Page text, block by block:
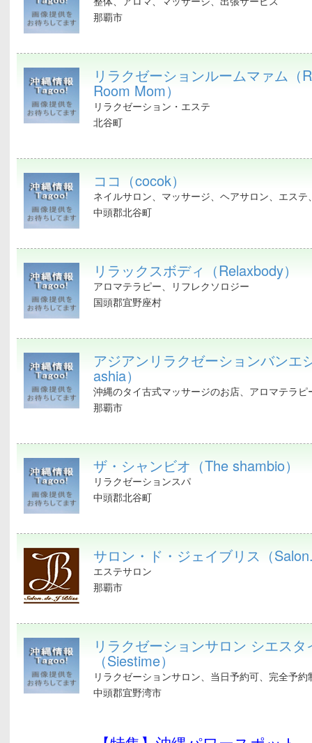
那覇市
リラクゼーションルームマァム（
Room Mom）
リラクゼーション・エステ
北谷町
ココ（cocok）
ネイルサロン、マッサージ、ヘアサロン、エステ
中頭郡北谷町
リラックスボディ（Relaxbody）
アロマテラピー、リフレクソロジー
国頭郡宜野座村
アジアンリラクゼーションバンエ
ashia）
沖縄のタイ古式マッサージのお店、アロマテラピ
那覇市
ザ・シャンビオ（The shambio）
リラクゼーションスパ
中頭郡北谷町
サロン・ド・ジェイブリス（
エステサロン
那覇市
リラクゼーションサロン シエスタ
（Siestime）
リラクゼーションサロン、当日予約可、完全予約
中頭郡宜野湾市